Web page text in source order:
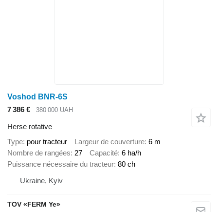
Voshod BNR-6S
7 386 €
380 000 UAH
Herse rotative
Type pour tracteur Largeur de couverture 6 m
Nombre de rangées 27 Capacité 6 ha/h
Puissance nécessaire du tracteur 80 ch
Ukraine, Kyiv
TOV «FERM Ye»